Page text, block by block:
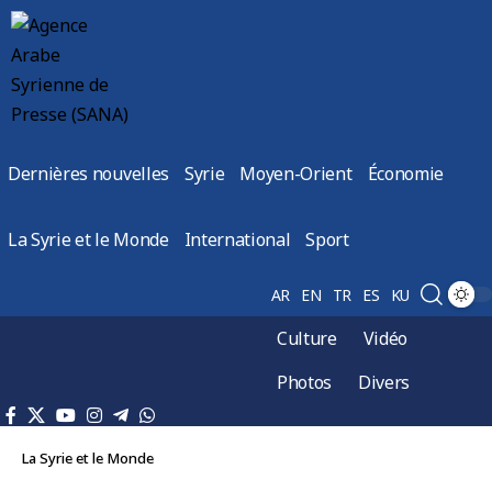
Dernières nouvelles Syrie Moyen-Orient Économie
La Syrie et le Monde International Sport
AR EN TR ES KU
Culture
Vidéo
Photos
Divers
La Syrie et le Monde